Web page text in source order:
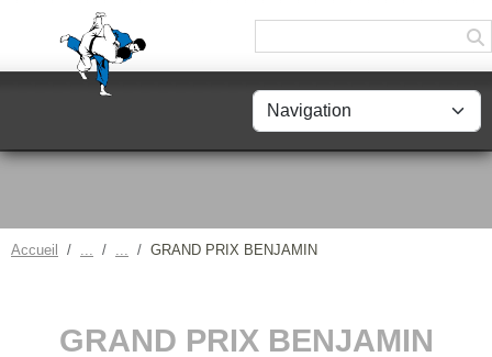
Accueil GRAND PRIX BENJAMIN
GRAND PRIX BENJAMIN
Panneau de gestion des cookies